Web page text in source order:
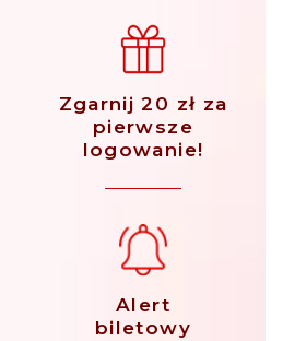
Zgarnij 20 zł za
pierwsze
logowanie!
Alert
biletowy